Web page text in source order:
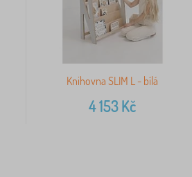
Knihovna SLIM L - bílá
4 153Kč